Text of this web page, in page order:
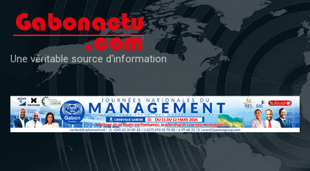
content
Une véritable source d'information